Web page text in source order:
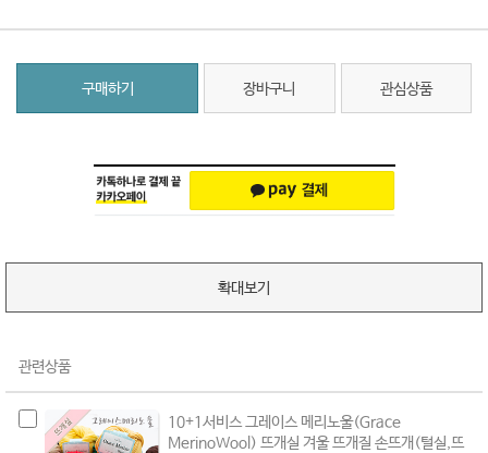
구매하기 장바구니 관심상품
확대보기
관련상품
10+1서비스 그레이스 메리노울(Grace
MerinoWool) 뜨개실 겨울 뜨개질 손뜨개(털실,뜨